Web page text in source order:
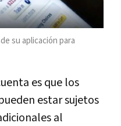
su aplicación para
es que los
estar sujetos
al